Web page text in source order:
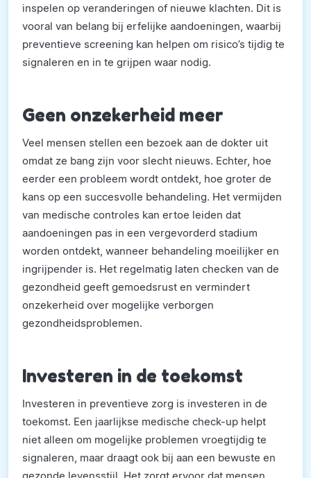
inspelen op veranderingen of nieuwe klachten. Dit is
vooral van belang bij erfelijke aandoeningen, waarbij
preventieve screening kan helpen om risico’s tijdig te
signaleren en in te grijpen waar nodig.
Geen onzekerheid meer
Veel mensen stellen een bezoek aan de dokter uit
omdat ze bang zijn voor slecht nieuws. Echter, hoe
eerder een probleem wordt ontdekt, hoe groter de
kans op een succesvolle behandeling. Het vermijden
van medische controles kan ertoe leiden dat
aandoeningen pas in een vergevorderd stadium
worden ontdekt, wanneer behandeling moeilijker en
ingrijpender is. Het regelmatig laten checken van de
gezondheid geeft gemoedsrust en vermindert
onzekerheid over mogelijke verborgen
gezondheidsproblemen.
Investeren in de toekomst
Investeren in preventieve zorg is investeren in de
toekomst. Een jaarlijkse medische check-up helpt
niet alleen om mogelijke problemen vroegtijdig te
signaleren, maar draagt ook bij aan een bewuste en